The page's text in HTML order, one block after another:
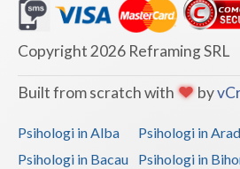
Timis
Tulcea
Vrancea
Copyright 2026 Reframing SRL
Built from scratch with by
Psihologi in Alba Psihologi in Arad
Psihologi in Bacau
Psihologi in